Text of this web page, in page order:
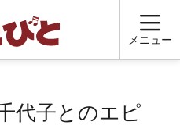
メニュー
代子とのエピ